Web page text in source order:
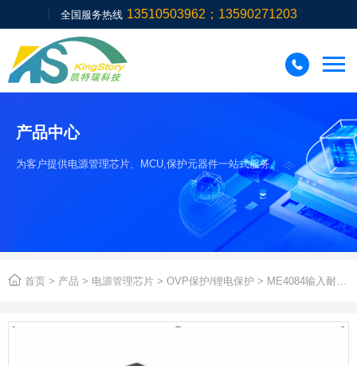
全国服务热线 13510503962；13590271203

产品中心
为客户提供电源管理芯片、MCU,保护元器件一站式服务。
 首页 > 产品 > 电源管理芯片 > OVP保护/锂电保护 > ME4084输入耐压24V锂电充电1A过压保护芯片